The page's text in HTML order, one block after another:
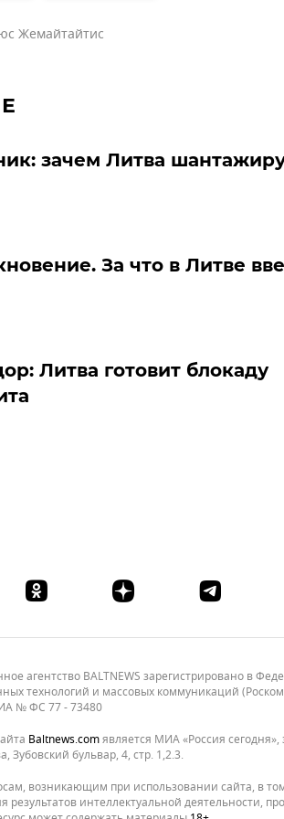
Жемайтайтис
зачем Литва
За что в Литве
Литва готовит блокаду
агентство BALTNEWS зарегистрировано в
технологий и массовых коммуникаций
№ ФС 77 - 73480
baltnews.comявляется МИА «Россия
Зубовский бульвар, 4, стр. 1,2.3.
возникающим при использовании сайта, в
результатов интеллектуальной деятельности,